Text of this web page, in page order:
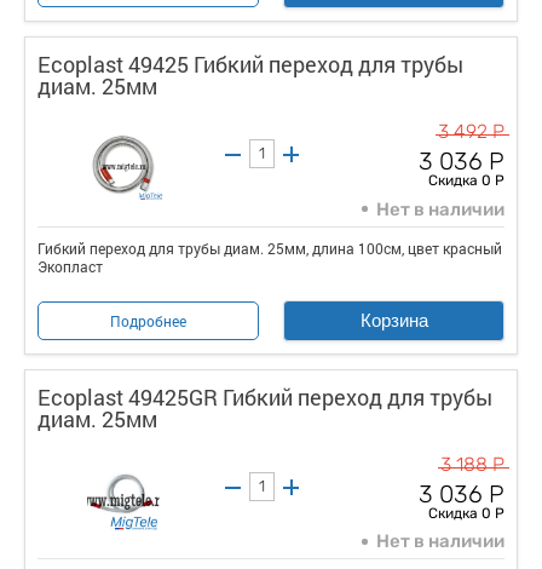
Ecoplast 49425 Гибкий переход для трубы
диам. 25мм
3 492 Р
3 036 Р
Скидка 0 Р
Нет в наличии
Гибкий переход для трубы диам. 25мм, длина 100см, цвет красный
Экопласт
Подробнее Корзина
Ecoplast 49425GR Гибкий переход для трубы
диам. 25мм
3 188 Р
3 036 Р
Скидка 0 Р
Нет в наличии